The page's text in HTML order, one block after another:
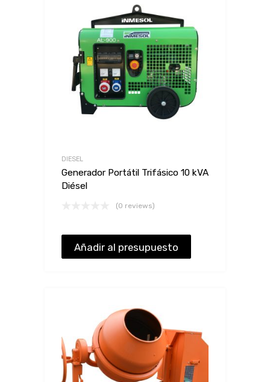
DIESEL
Generador Portátil Trifásico 10 kVA
Diésel
(0 reviews)
Añadir al presupuesto